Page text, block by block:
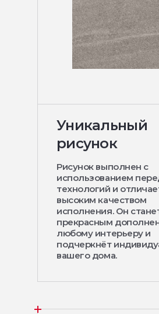
Уникальный
рисунок
Рисунок выполнен с
использованием
технологий и
высоким качеством
исполнения. Он
прекрасным
любому интерьеру и
подчеркнёт
вашего дома.